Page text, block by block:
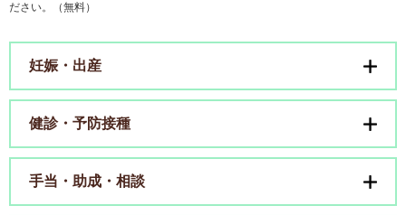
ださい。（無料）
妊娠・出産
健診・予防接種
手当・助成・相談